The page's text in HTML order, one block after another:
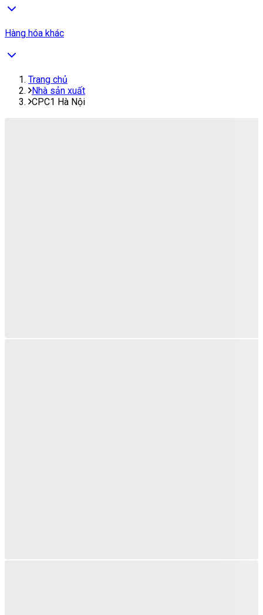
Hàng hóa khác
Trang chủ
Nhà sản xuất
CPC1 Hà Nội